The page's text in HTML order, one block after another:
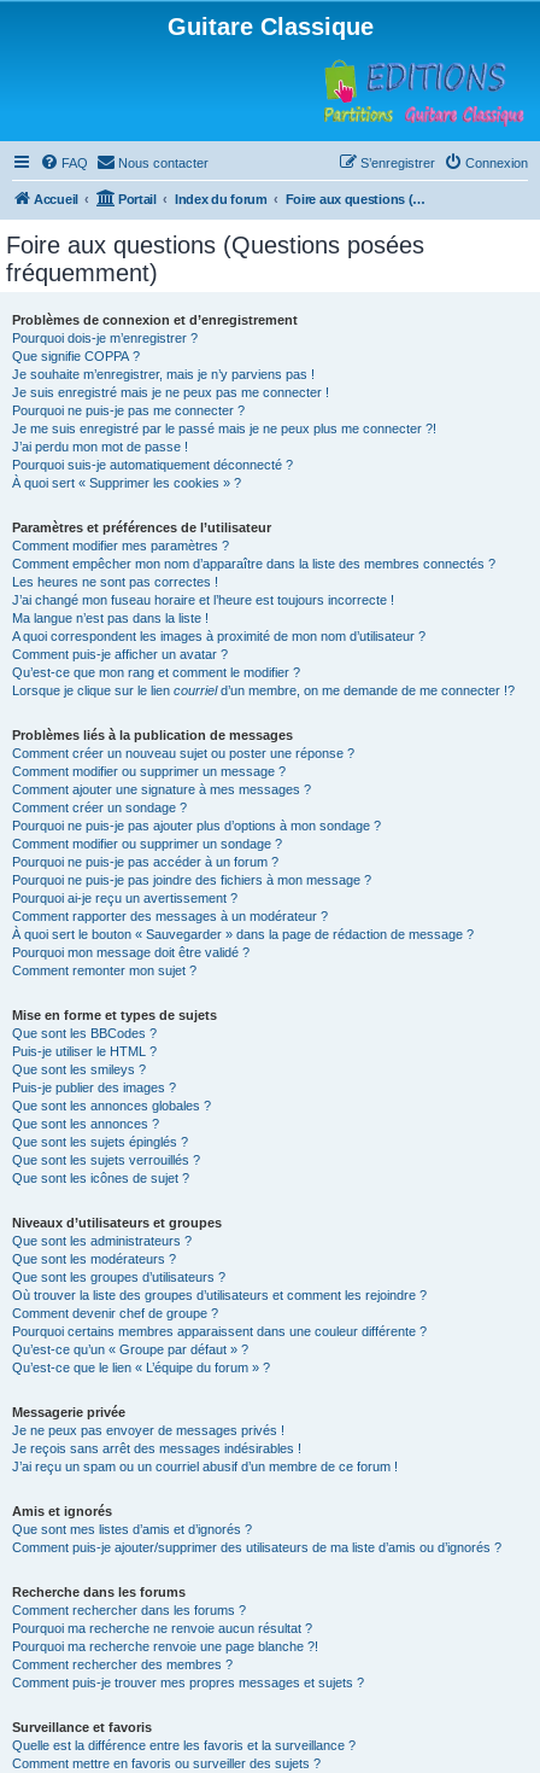
Guitare Classique
FAQ Nous contacter Connexion
S’enregistrer
Accueil Portail Index du forum Foire aux questions (Questions posées fréquemment)
Foire aux questions (Questions posées
fréquemment)
Problèmes de connexion et d’enregistrement
Pourquoi dois-je m’enregistrer ?
Que signifie COPPA ?
Je souhaite m’enregistrer, mais je n’y parviens pas !
Je suis enregistré mais je ne peux pas me connecter !
Pourquoi ne puis-je pas me connecter ?
Je me suis enregistré par le passé mais je ne peux plus me connecter ?!
J’ai perdu mon mot de passe !
Pourquoi suis-je automatiquement déconnecté ?
À quoi sert « Supprimer les cookies » ?
Paramètres et préférences de l’utilisateur
Comment modifier mes paramètres ?
Comment empêcher mon nom d’apparaître dans la liste des membres connectés ?
Les heures ne sont pas correctes !
J’ai changé mon fuseau horaire et l’heure est toujours incorrecte !
Ma langue n’est pas dans la liste !
A quoi correspondent les images à proximité de mon nom d’utilisateur ?
Comment puis-je afficher un avatar ?
Qu’est-ce que mon rang et comment le modifier ?
Lorsque je clique sur le lien courrield’un membre, on me demande de me connecter !?
Problèmes liés à la publication de messages
Comment créer un nouveau sujet ou poster une réponse ?
Comment modifier ou supprimer un message ?
Comment ajouter une signature à mes messages ?
Comment créer un sondage ?
Pourquoi ne puis-je pas ajouter plus d’options à mon sondage ?
Comment modifier ou supprimer un sondage ?
Pourquoi ne puis-je pas accéder à un forum ?
Pourquoi ne puis-je pas joindre des fichiers à mon message ?
Pourquoi ai-je reçu un avertissement ?
Comment rapporter des messages à un modérateur ?
À quoi sert le bouton « Sauvegarder » dans la page de rédaction de message ?
Pourquoi mon message doit être validé ?
Comment remonter mon sujet ?
Mise en forme et types de sujets
Que sont les BBCodes ?
Puis-je utiliser le HTML ?
Que sont les smileys ?
Puis-je publier des images ?
Que sont les annonces globales ?
Que sont les annonces ?
Que sont les sujets épinglés ?
Que sont les sujets verrouillés ?
Que sont les icônes de sujet ?
Niveaux d’utilisateurs et groupes
Que sont les administrateurs ?
Que sont les modérateurs ?
Que sont les groupes d’utilisateurs ?
Où trouver la liste des groupes d’utilisateurs et comment les rejoindre ?
Comment devenir chef de groupe ?
Pourquoi certains membres apparaissent dans une couleur différente ?
Qu’est-ce qu’un « Groupe par défaut » ?
Qu’est-ce que le lien « L’équipe du forum » ?
Messagerie privée
Je ne peux pas envoyer de messages privés !
Je reçois sans arrêt des messages indésirables !
J’ai reçu un spam ou un courriel abusif d’un membre de ce forum !
Amis et ignorés
Que sont mes listes d’amis et d’ignorés ?
Comment puis-je ajouter/supprimer des utilisateurs de ma liste d’amis ou d’ignorés ?
Recherche dans les forums
Comment rechercher dans les forums ?
Pourquoi ma recherche ne renvoie aucun résultat ?
Pourquoi ma recherche renvoie une page blanche ?!
Comment rechercher des membres ?
Comment puis-je trouver mes propres messages et sujets ?
Surveillance et favoris
Quelle est la différence entre les favoris et la surveillance ?
Comment mettre en favoris ou surveiller des sujets ?